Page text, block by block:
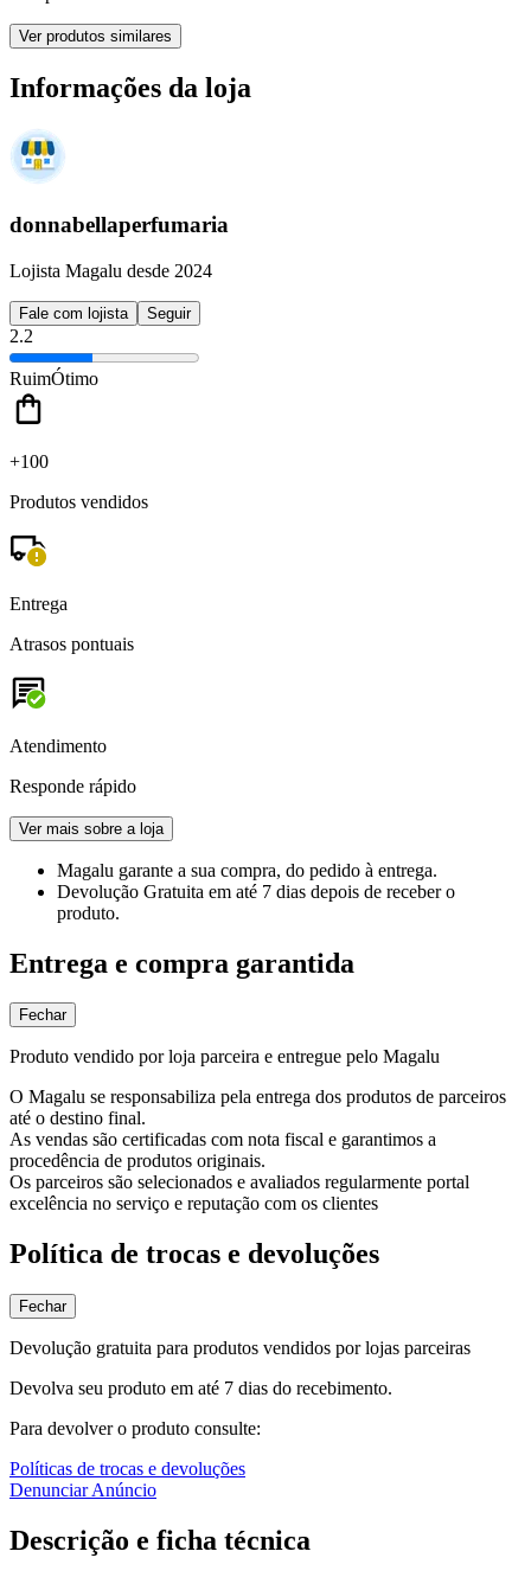
Ver produtos similares
Informações da loja
donnabellaperfumaria
Lojista Magalu desde 2024
Fale com lojista Seguir
2.2
RuimÓtimo
+100
Produtos vendidos
Entrega
Atrasos pontuais
Atendimento
Responde rápido
Ver mais sobre a loja
Magalu garante a sua compra, do pedido à entrega.
Devolução Gratuita em até 7 dias depois de receber o
produto.
Entrega e compra garantida
Fechar
Produto vendido por loja parceira e entregue pelo Magalu
O Magalu se responsabiliza pela entrega dos produtos de parceiros
até o destino final.
As vendas são certificadas com nota fiscal e garantimos a
procedência de produtos originais.
Os parceiros são selecionados e avaliados regularmente portal
excelência no serviço e reputação com os clientes
Política de trocas e devoluções
Fechar
Devolução gratuita para produtos vendidos por lojas parceiras
Devolva seu produto em até 7 dias do recebimento.
Para devolver o produto consulte:
Políticas de trocas e devoluções
Denunciar Anúncio
Descrição e ficha técnica